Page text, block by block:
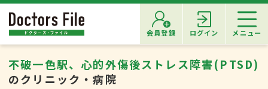
会員登録 ログイン メニュー
不破一色駅、心的外傷後ストレス障害(PTSD)
のクリニック・病院